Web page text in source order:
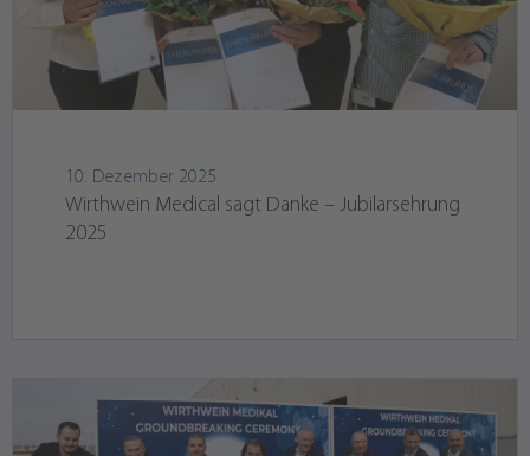
10. Dezember 2025
Wirthwein Medical sagt Danke – Jubilarsehrung
2025